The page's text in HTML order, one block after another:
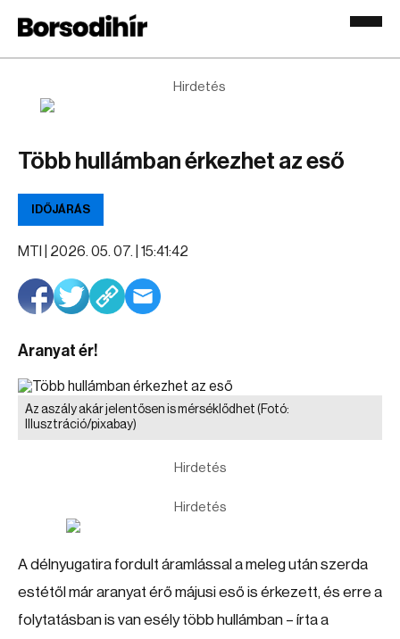
Hirdetés
Több hullámban érkezhet az eső
IDŐJÁRÁS
MTI | 2026. 05. 07. | 15:41:42
Aranyat ér!
Az aszály akár jelentősen is mérséklődhet (Fotó:
Illusztráció/pixabay)
Hirdetés
Hirdetés
A délnyugatira fordult áramlással a meleg után szerda
estétől már aranyat érő májusi eső is érkezett, és erre a
folytatásban is van esély több hullámban – írta a